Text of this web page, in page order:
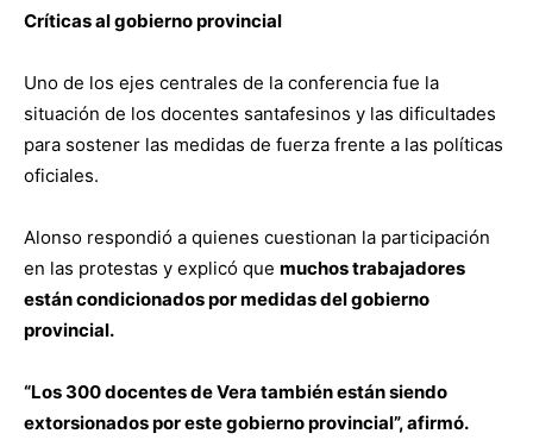
Críticas al gobierno provincial
Uno de los ejes centrales de la conferencia fue la
situación de los docentes santafesinos y las dificultades
para sostener las medidas de fuerza frente a las políticas
oficiales.
Alonso respondió a quienes cuestionan la participación
en las protestas y explicó que muchos trabajadores
están condicionados por medidas del gobierno
provincial.
“Los 300 docentes de Vera también están siendo
extorsionados por este gobierno provincial”, afirmó.